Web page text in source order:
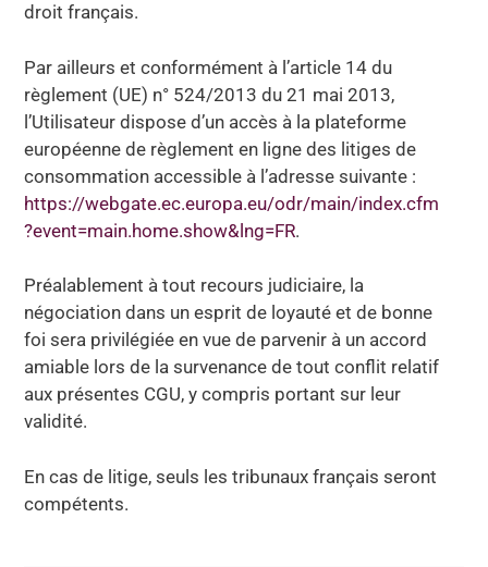
droit français.
Par ailleurs et conformément à l’article 14 du
règlement (UE) n° 524/2013 du 21 mai 2013,
l’Utilisateur dispose d’un accès à la plateforme
européenne de règlement en ligne des litiges de
consommation accessible à l’adresse suivante :
https://webgate.ec.europa.eu/odr/main/index.cfm
?event=main.home.show&lng=FR.
Préalablement à tout recours judiciaire, la
négociation dans un esprit de loyauté et de bonne
foi sera privilégiée en vue de parvenir à un accord
amiable lors de la survenance de tout conflit relatif
aux présentes CGU, y compris portant sur leur
validité.
En cas de litige, seuls les tribunaux français seront
compétents.